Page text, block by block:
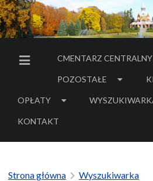
MENU BOCZNE
CMENTARZ CENTRALNY
POZOSTAŁE
OPŁATY
KONTAKT
Strona główna Wyszukiwarka